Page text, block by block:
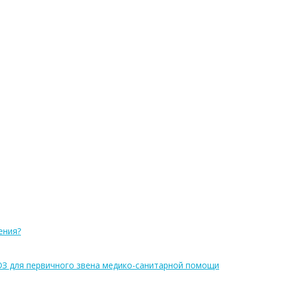
для первичного звена медико-санитарной помощи